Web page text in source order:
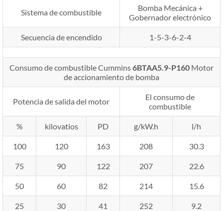
Sistema de combustible
Bomba Mecánica +
Gobernador electrónico
Secuencia de encendido 1-5-3-6-2-4
Consumo de combustible Cummins6BTAA5.9-P160 Motor
de accionamiento de bomba
Potencia de salida del motor
El consumo de
combustible
% kilovatios PD g/kW.h l/h
100 120 163 208 30.3
75 90 122 207 22.6
50 60 82 214 15.6
25 30 41 252
9.2